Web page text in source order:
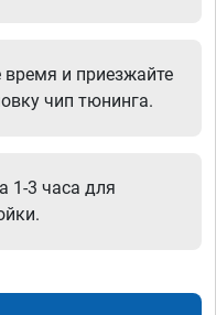
и приезжайте
чип тюнинга.
1-3 часа для